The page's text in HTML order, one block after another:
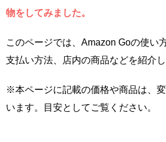
物をしてみました。
このページでは、Amazon Goの使い
支払い方法、店内の商品などを紹介し
※本ページに記載の価格や商品は、
います。目安としてご覧ください。